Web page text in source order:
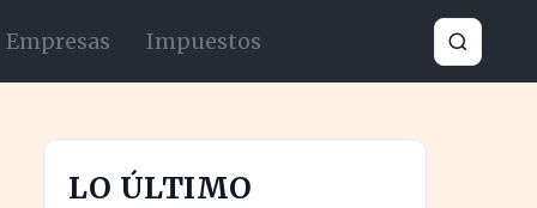
Empresas Impuestos
LO ÚLTIMO